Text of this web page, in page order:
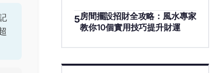
5房間擺設招財全攻略：風水專家
教你10個實用技巧提升財運